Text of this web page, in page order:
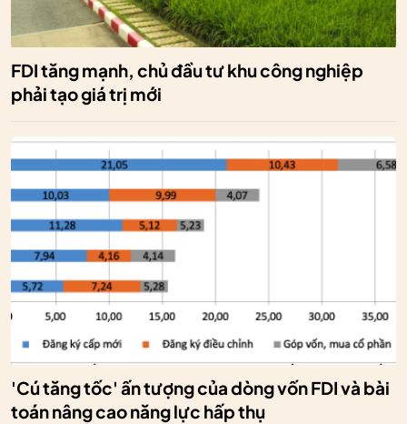
FDI tăng mạnh, chủ đầu tư khu công nghiệp
phải tạo giá trị mới
'Cú tăng tốc' ấn tượng của dòng vốn FDI và bài
toán nâng cao năng lực hấp thụ